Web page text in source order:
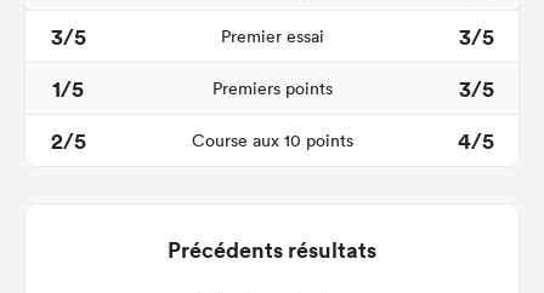
3/5
Premier essai
3/5
1/5
Premiers points
3/5
2/5
Course aux 10 points 4/5
Précédents résultats